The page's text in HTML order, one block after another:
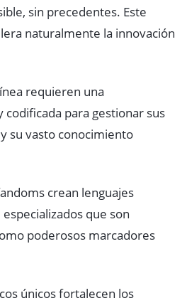
sin precedentes. Este
naturalmente la innovación
requieren una
codificada para gestionar sus
su vasto conocimiento
crean lenguajes
que son
poderosos marcadores
únicos fortalecen los